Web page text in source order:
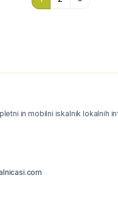
in mobilni iskalnik lokalnih